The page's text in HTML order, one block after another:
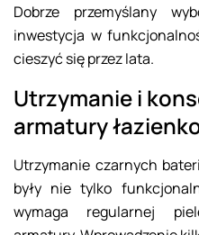
Dobrze przemyślany
inwestycja w
cieszyć się przez lata.
Utrzymanie i
armatury
Utrzymanie czarnych
były nie tylko
wymaga regularnej